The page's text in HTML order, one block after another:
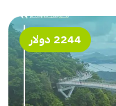
2244 دولار